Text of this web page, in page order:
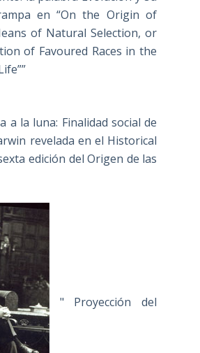
en “On the Origin of
of Natural Selection, or
of Favoured Races in the
a la luna: Finalidad social de
revelada en el Historical
edición del Origen de las
" Proyección del